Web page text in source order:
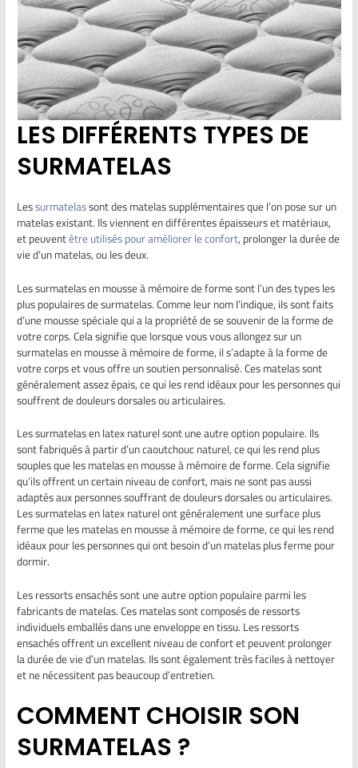
LES DIFFÉRENTS TYPES DE
SURMATELAS
Lessurmatelassont des matelas supplémentaires que l’on pose sur un
matelas existant. Ils viennent en différentes épaisseurs et matériaux,
et peuventêtre utilisés pour améliorer le confort, prolonger la durée de
vie d’un matelas, ou les deux.
Les surmatelas en mousse à mémoire de forme sont l’un des types les
plus populaires de surmatelas. Comme leur nom l’indique, ils sont faits
d’une mousse spéciale qui a la propriété de se souvenir de la forme de
votre corps. Cela signifie que lorsque vous vous allongez sur un
surmatelas en mousse à mémoire de forme, il s’adapte à la forme de
votre corps et vous offre un soutien personnalisé. Ces matelas sont
généralement assez épais, ce qui les rend idéaux pour les personnes qui
souffrent de douleurs dorsales ou articulaires.
Les surmatelas en latex naturel sont une autre option populaire. Ils
sont fabriqués à partir d’un caoutchouc naturel, ce qui les rend plus
souples que les matelas en mousse à mémoire de forme. Cela signifie
qu’ils offrent un certain niveau de confort, mais ne sont pas aussi
adaptés aux personnes souffrant de douleurs dorsales ou articulaires.
Les surmatelas en latex naturel ont généralement une surface plus
ferme que les matelas en mousse à mémoire de forme, ce qui les rend
idéaux pour les personnes qui ont besoin d’un matelas plus ferme pour
dormir.
Les ressorts ensachés sont une autre option populaire parmi les
fabricants de matelas. Ces matelas sont composés de ressorts
individuels emballés dans une enveloppe en tissu. Les ressorts
ensachés offrent un excellent niveau de confort et peuvent prolonger
la durée de vie d’un matelas. Ils sont également très faciles à nettoyer
et ne nécessitent pas beaucoup d’entretien.
COMMENT CHOISIR SON
SURMATELAS ?